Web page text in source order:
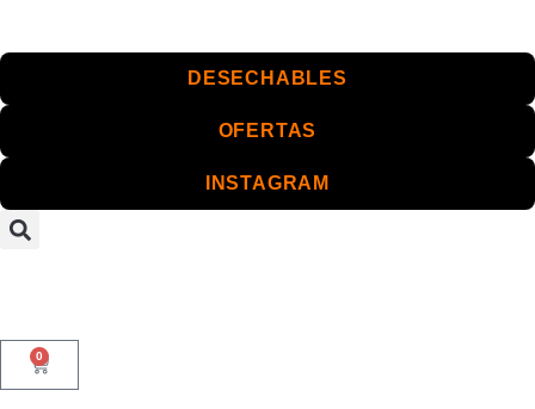
DESECHABLES
OFERTAS
INSTAGRAM
0